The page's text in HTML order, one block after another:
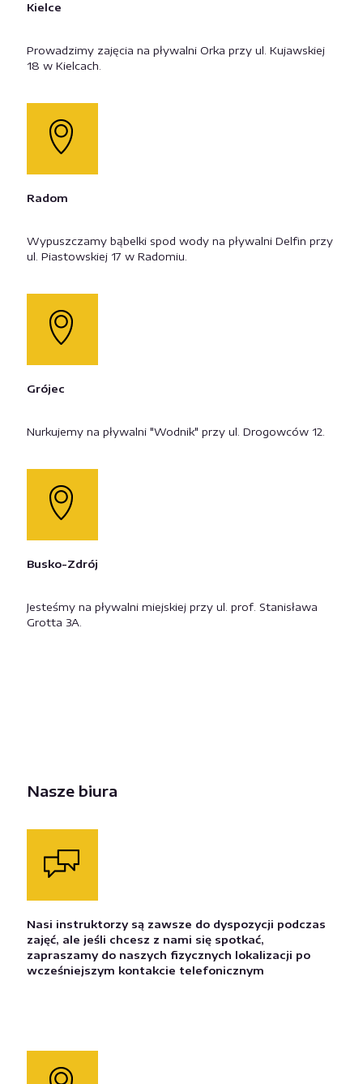
Kielce
Prowadzimy zajęcia na pływalni Orka przy ul. Kujawskiej
18 w Kielcach.
Radom
Wypuszczamy bąbelki spod wody na pływalni Delfin przy
ul. Piastowskiej 17 w Radomiu.
Grójec
Nurkujemy na pływalni "Wodnik" przy ul. Drogowców 12.
Busko-Zdrój
Jesteśmy na pływalni miejskiej przy ul. prof. Stanisława
Grotta 3A.
Nasze biura
Nasi instruktorzy są zawsze do dyspozycji podczas
zajęć, ale jeśli chcesz z nami się spotkać,
zapraszamy do naszych fizycznych lokalizacji po
wcześniejszym kontakcie telefonicznym